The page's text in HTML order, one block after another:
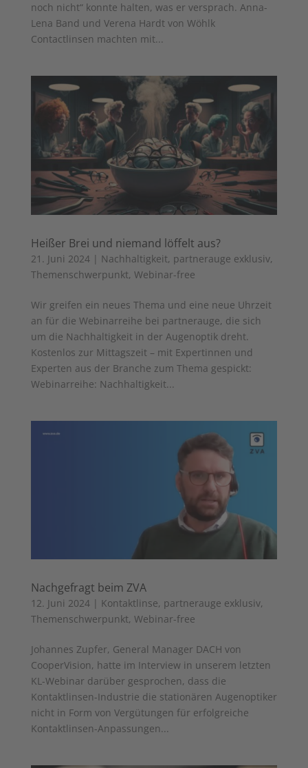
noch nicht“ konnte halten, was er versprach. Anna-
Lena Band und Verena Hardt von Wöhlk
Contactlinsen machten mit...
Heißer Brei und niemand löffelt aus?
21. Juni 2024| Nachhaltigkeit, partnerauge exklusiv,
Themenschwerpunkt, Webinar-free
Wir greifen ein neues Thema und eine neue Uhrzeit
an für die Webinarreihe bei partnerauge, die sich
um die Nachhaltigkeit in der Augenoptik dreht.
Kostenlos zur Mittagszeit – mit Expertinnen und
Experten aus der Branche zum Thema gespickt:
Webinarreihe: Nachhaltigkeit...
Nachgefragt beim ZVA
12. Juni 2024| Kontaktlinse, partnerauge exklusiv,
Themenschwerpunkt, Webinar-free
Johannes Zupfer, General Manager DACH von
CooperVision, hatte im Interview in unserem letzten
KL-Webinar darüber gesprochen, dass die
Kontaktlinsen-Industrie die stationären Augenoptiker
nicht in Form von Vergütungen für erfolgreiche
Kontaktlinsen-Anpassungen...